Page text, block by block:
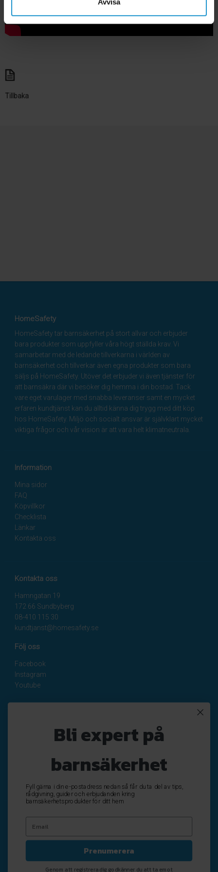
Avvisa
Tillbaka
HomeSafety
HomeSafety tar barnsäkerhet på stort allvar och erbjuder
bara produkter som uppfyller våra högt ställda krav. Vi
samarbetar med de ledande tillverkarna i världen av
barnsäkerhet och tillverkar även egna produkter som bara
säljs på HomeSafety. Utöver det erbjuder vi även tjänster för
att barnsäkra där vi besöker dig hemma i din bostad. Tack
vare eget varulager med snabba leveranser samt en mycket
erfaren kundtjänst kan du alltid känna dig trygg med ditt köp
hos HomeSafety. Miljö och socialt ansvar är självklart mycket
viktiga frågor och vår vision är att vara helt klimatneutrala.
Information
Mina sidor
FAQ
Köpvillkor
Checklista
Länkar
Kontakta oss
Kontakta oss
Hamngatan 19
172 66 Sundbyberg
08-410 115 30
kundtjanst@homesafety.se
Följ oss
Facebook
Instagram
Youtube
Nyhetsbrev
Avregistrera
Bli expert på
barnsäkerhet
Fyll gärna i din e-postadress nedan så får du ta del av tips,
rådgivning, guider och erbjudanden kring
barnsäkerhetsprodukter för ditt hem
Prenumerera
Genom att registrera dig godkänner du att ta emot